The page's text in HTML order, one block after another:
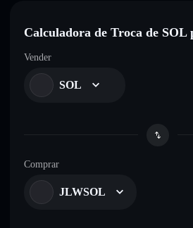
Calculadora de Troca de
Vender
SOL
Comprar
JLWSOL